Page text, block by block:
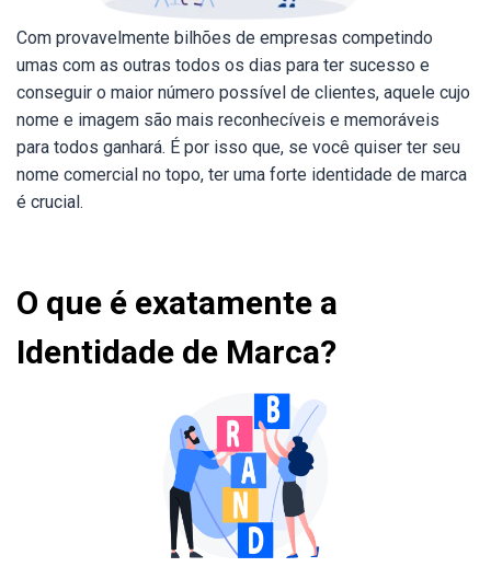
Com provavelmente bilhões de empresas competindo
umas com as outras todos os dias para ter sucesso e
conseguir o maior número possível de clientes, aquele cujo
nome e imagem são mais reconhecíveis e memoráveis
para todos ganhará. É por isso que, se você quiser ter seu
nome comercial no topo, ter uma forte identidade de marca
é crucial.
O que é exatamente a
Identidade de Marca?